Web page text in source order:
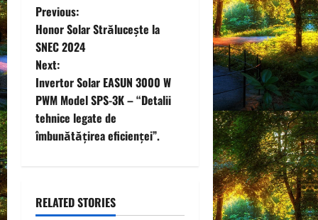
P
o
s
t
n
v
Previous:
Honor Solar Strălucește la
SNEC 2024
Next:
Invertor Solar EASUN 3000 W
PWM Model SPS-3K – “Detalii
tehnice legate de
îmbunătățirea eficienței”.
RELATED STORIES